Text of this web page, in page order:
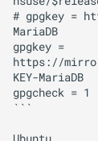
# gpgkey =
MariaDB
gpgkey =
https://
KEY-MariaDB
gpgcheck = 1
```